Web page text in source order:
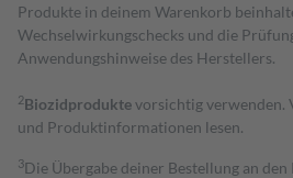
Produkte in deinem Warenkorb
Wechselwirkungschecks und die
Anwendungshinweise des Herstellers.
2Biozidproduktevorsichtig verwenden.
und Produktinformationen lesen.
3Die Übergabe deiner Bestellung an